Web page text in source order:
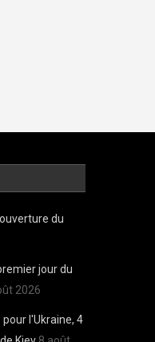
du
jour du
2026
l'Ukraine, 4